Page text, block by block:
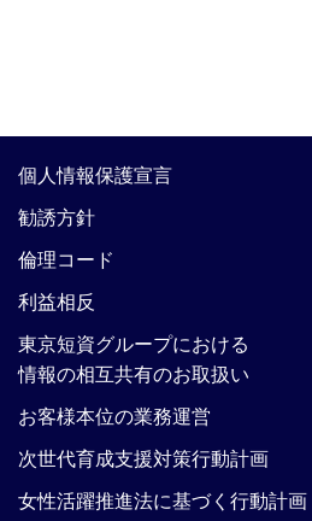
個人情報保護宣言
勧誘方針
倫理コード
利益相反
東京短資グループにおける
情報の相互共有のお取扱い
お客様本位の業務運営
次世代育成支援対策行動計画
女性活躍推進法に基づく行動計画